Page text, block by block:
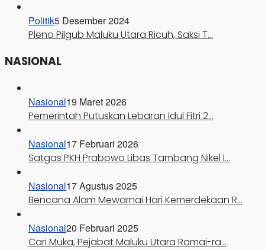
Politik5 Desember 2024
Pleno Pilgub Maluku Utara Ricuh, Saksi T…
NASIONAL
Nasional19 Maret 2026
Pemerintah Putuskan Lebaran Idul Fitri 2…
Nasional17 Februari 2026
Satgas PKH Prabowo Libas Tambang Nikel I…
Nasional17 Agustus 2025
Bencana Alam Mewarnai Hari Kemerdekaan R…
Nasional20 Februari 2025
Cari Muka, Pejabat Maluku Utara Ramai-ra…